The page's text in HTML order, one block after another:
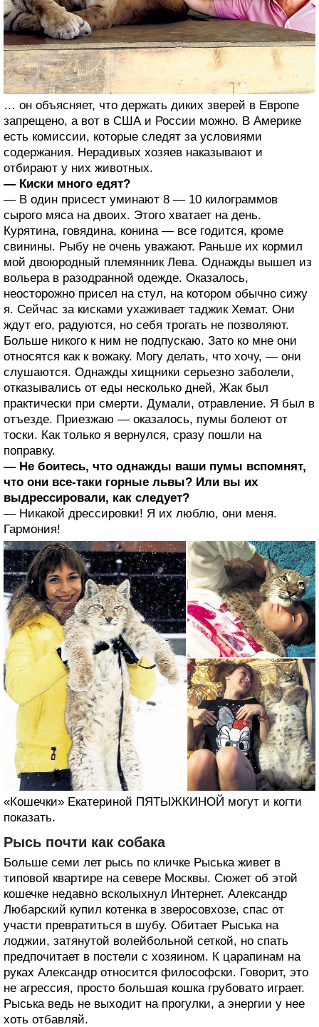
… он объясняет, что держать диких зверей в Европе
запрещено, а вот в США и России можно. В Америке
есть комиссии, которые следят за условиями
содержания. Нерадивых хозяев наказывают и
отбирают у них животных.
— Киски много едят?
— В один присест уминают 8 — 10 килограммов
сырого мяса на двоих. Этого хватает на день.
Курятина, говядина, конина — все годится, кроме
свинины. Рыбу не очень уважают. Раньше их кормил
мой двоюродный племянник Лева. Однажды вышел из
вольера в разодранной одежде. Оказалось,
неосторожно присел на стул, на котором обычно сижу
я. Сейчас за кисками ухаживает таджик Хемат. Они
ждут его, радуются, но себя трогать не позволяют.
Больше никого к ним не подпускаю. Зато ко мне они
относятся как к вожаку. Могу делать, что хочу, — они
слушаются. Однажды хищники серьезно заболели,
отказывались от еды несколько дней, Жак был
практически при смерти. Думали, отравление. Я был в
отъезде. Приезжаю — оказалось, пумы болеют от
тоски. Как только я вернулся, сразу пошли на
поправку.
— Не боитесь, что однажды ваши пумы вспомнят,
что они все-таки горные львы? Или вы их
выдрессировали, как следует?
— Никакой дрессировки! Я их люблю, они меня.
Гармония!
«Кошечки» Екатериной ПЯТЫЖКИНОЙ могут и когти
показать.
Рысь почти как собака
Больше семи лет рысь по кличке Рыська живет в
типовой квартире на севере Москвы. Сюжет об этой
кошечке недавно всколыхнул Интернет. Александр
Любарский купил котенка в зверосовхозе, спас от
участи превратиться в шубу. Обитает Рыська на
лоджии, затянутой волейбольной сеткой, но спать
предпочитает в постели с хозяином. К царапинам на
руках Александр относится философски. Говорит, это
не агрессия, просто большая кошка грубовато играет.
Рыська ведь не выходит на прогулки, а энергии у нее
хоть отбавляй.